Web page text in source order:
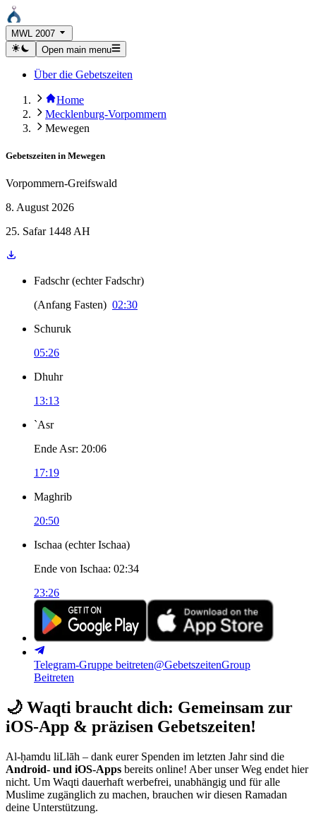
MWL 2007
Open main menu
Über die Gebetszeiten
Home
Mecklenburg-Vorpommern
Mewegen
Gebetszeiten in Mewegen
Vorpommern-Greifswald
8. August 2026
25. Safar 1448 AH
Fadschr (echter Fadschr)
(Anfang Fasten) 02:30
Schuruk
05:26
Dhuhr
13:13
`Asr
Ende Asr: 20:06
17:19
Maghrib
20:50
Ischaa (echter Ischaa)
Ende von Ischaa: 02:34
23:26
Telegram-Gruppe beitreten@GebetszeitenGroup
Beitreten
🌙 Waqti braucht dich: Gemeinsam zur
iOS-App & präzisen Gebetszeiten!
Al-ḥamdu liLlāh – dank eurer Spenden im letzten Jahr sind die
Android- und iOS-Apps bereits online! Aber unser Weg endet hier
nicht. Um Waqti dauerhaft werbefrei, unabhängig und für alle
Muslime zugänglich zu machen, brauchen wir diesen Ramadan
deine Unterstützung.